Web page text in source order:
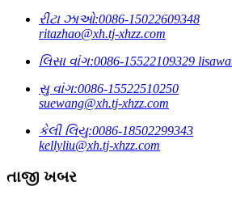
રીટા ઝાઓ:0086-15022609348
ritazhao@xh.tj-xhzz.com
લિસા વાંગ:0086-15522109329
સુ વાંગ:0086-15522510250
suewang@xh.tj-xhzz.com
કેલી લિયુ:0086-18502299343
kellyliu@xh.tj-xhzz.com
તાજી ખબર